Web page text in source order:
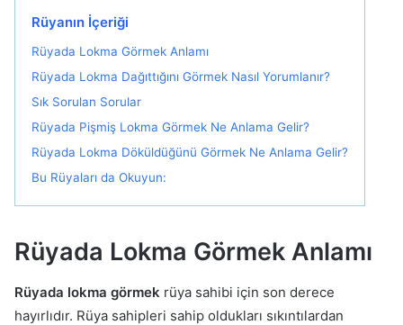
Rüyanın İçeriği
Rüyada Lokma Görmek Anlamı
Rüyada Lokma Dağıttığını Görmek Nasıl Yorumlanır?
Sık Sorulan Sorular
Rüyada Pişmiş Lokma Görmek Ne Anlama Gelir?
Rüyada Lokma Döküldüğünü Görmek Ne Anlama Gelir?
Bu Rüyaları da Okuyun:
Rüyada Lokma Görmek Anlamı
Rüyada lokma görmek rüya sahibi için son derece
hayırlıdır. Rüya sahipleri sahip oldukları sıkıntılardan